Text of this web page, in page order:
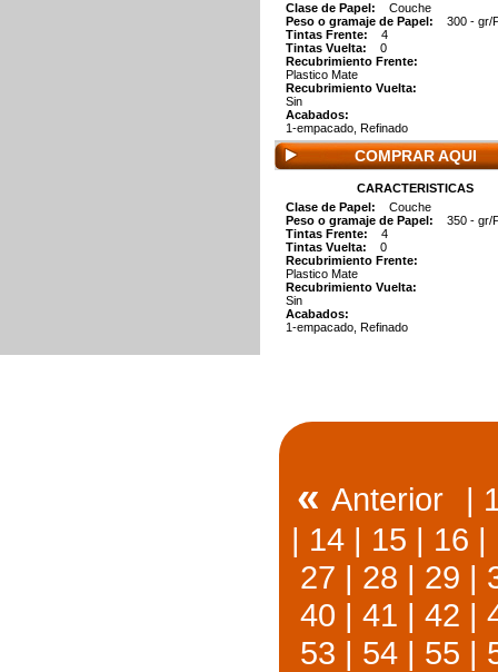
Clase de Papel: Couche
Peso o gramaje de Papel: 300 - gr/
Tintas Frente: 4
Tintas Vuelta: 0
Recubrimiento Frente:
Plastico Mate
Recubrimiento Vuelta:
Sin
Acabados:
1-empacado, Refinado
COMPRAR AQUI
CARACTERISTICAS
Clase de Papel: Couche
Peso o gramaje de Papel: 350 - gr/
Tintas Frente: 4
Tintas Vuelta: 0
Recubrimiento Frente:
Plastico Mate
Recubrimiento Vuelta:
Sin
Acabados:
1-empacado, Refinado
« Anterior |
| 14 | 15 | 16 |
27 | 28 | 29 |
40 | 41 | 42 |
53 | 54 | 55 |